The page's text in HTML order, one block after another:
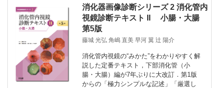
消化器画像診断シリーズ 2 消化管内
視鏡診断テキスト II 小腸・大腸
第5版
藤城 光弘 角嶋 直美 早河 翼 辻 陽介
消化管内視鏡の“みかた”をわかりやすく解
説した定番テキスト，下部消化管（小
腸・大腸）編が7年ぶりに大改訂．第1版
からの「極力シンプルな記述」「厳選し